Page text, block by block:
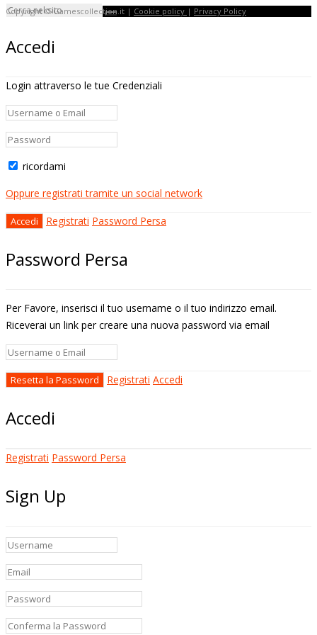
Copyright © Gamescollection.it | Cookie policy | Privacy Policy
Accedi
Login attraverso le tue Credenziali
ricordami
Oppure registrati tramite un social network
Registrati Password Persa
Password Persa
Per Favore, inserisci il tuo username o il tuo indirizzo email.
Riceverai un link per creare una nuova password via email
Registrati Accedi
Accedi
Registrati Password Persa
Sign Up